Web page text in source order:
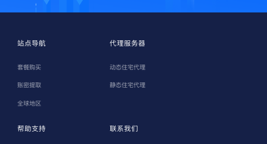
站点导航
套餐购买
账密提取
全球地区
代理服务器
动态住宅代理
静态住宅代理
帮助支持 联系我们